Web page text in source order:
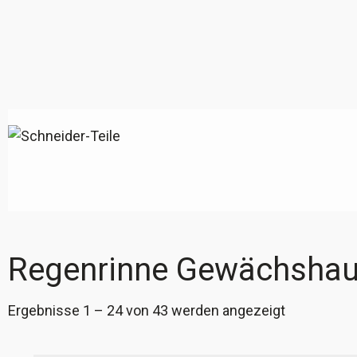
Regenrinne
Ergebnisse 1 – 24 von 43 werden angezeigt